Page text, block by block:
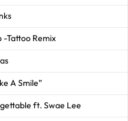
-Tattoo Remix
A Smile”
ft. Swae Lee